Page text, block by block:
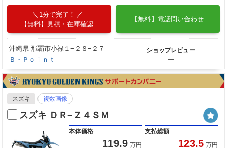
1分で完了！
【無料】見積・在庫確認
【無料】電話問い合わせ
沖縄県 那覇市小禄１−２８−２７
Ｂ・Ｐｏｉｎｔ
ショップレビュー
―
スズキ 複数画像
スズキ ＤＲ−Ｚ４ＳＭ
本体価格
119.9 万円
支払総額
123.5 万円